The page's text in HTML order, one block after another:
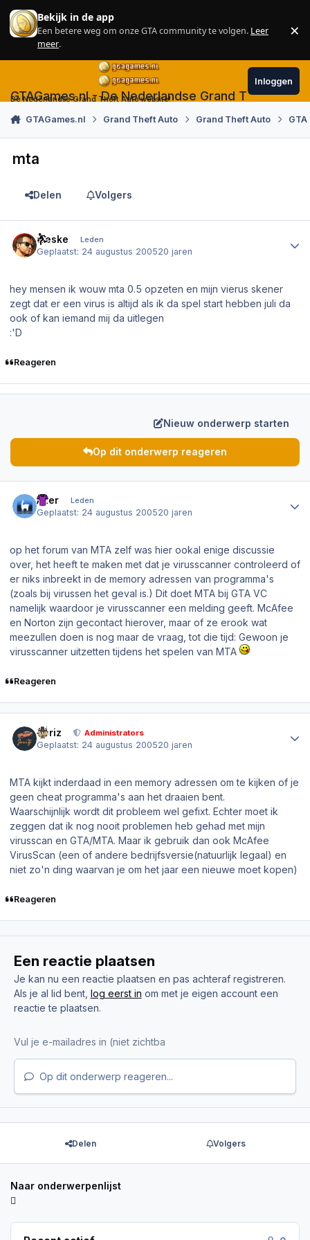
Skip to content
Bekijk in de app
Een betere weg om onze GTA community te volgen. Leer
meer.
×
GTAGames.nl - De Nederlandse Grand Theft Auto
De Nederlandse Grand Theft Auto website!
Inloggen
GTAGames.nl Grand Theft Auto Grand Theft Auto
mta
Delen Volgers
weske Leden
Geplaatst: 24 augustus 200520 jaren
hey mensen ik wouw mta 0.5 opzeten en mijn vierus skener
zegt dat er een virus is altijd als ik da spel start hebben juli da
ook of kan iemand mij da uitlegen
:'D
Reageren
Nieuw onderwerp starten
Op dit onderwerp reageren
Azer Leden
Geplaatst: 24 augustus 200520 jaren
op het forum van MTA zelf was hier ookal enige discussie
over, het heeft te maken met dat je virusscanner controleerd of
er niks inbreekt in de memory adressen van programma's
(zoals bij virussen het geval is.) Dit doet MTA bij GTA VC
namelijk waardoor je virusscanner een melding geeft. McAfee
en Norton zijn gecontact hierover, maar of ze erook wat
meezullen doen is nog maar de vraag, tot die tijd: Gewoon je
virusscanner uitzetten tijdens het spelen van MTA
Reageren
Joriz Administrators
Geplaatst: 24 augustus 200520 jaren
MTA kijkt inderdaad in een memory adressen om te kijken of je
geen cheat programma's aan het draaien bent.
Waarschijnlijk wordt dit probleem wel gefixt. Echter moet ik
zeggen dat ik nog nooit problemen heb gehad met mijn
virusscan en GTA/MTA. Maar ik gebruik dan ook McAfee
VirusScan (een of andere bedrijfsversie(natuurlijk legaal) en
niet zo'n ding waarvan je om het jaar een nieuwe moet kopen)
Reageren
Een reactie plaatsen
Je kan nu een reactie plaatsen en pas achteraf registreren.
Als je al lid bent, log eerst in om met je eigen account een
reactie te plaatsen.
Op dit onderwerp reageren...
Delen Volgers
Naar onderwerpenlijst